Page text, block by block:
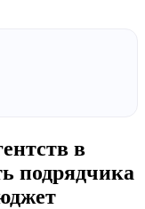
в
подрядчика